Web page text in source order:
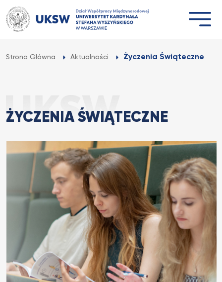
Przejdź
do
treści
Strona Główna Aktualności Życzenia Świąteczne
ŻYCZENIA ŚWIĄTECZNE